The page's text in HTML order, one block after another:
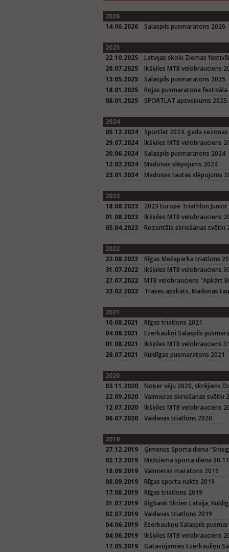
2026
14.06.2026
Salaspils pusmaratons 2026
2025
22.10.2025
Latvijas skolu Ziemas
28.07.2025
Ikšķiles MTB velobrauciens
13.05.2025
Salaspils pusmaratons 2025
18.01.2025
Rojas pusmaratona festivāla
08.01.2025
SPORTLAT apsveikums
2024
05.12.2024
Sportlat 2024. gada
29.07.2024
Ikšķiles MTB velobrauciens
20.06.2024
Salaspils pusmaratons 2024
12.02.2024
Madonas slēpojums 2024
23.01.2024
Madonas tautas slēpojums
2023
18.08.2023
2023 Europe Triathlon Junior
01.08.2023
Ikšķiles MTB velobrauciens
05.04.2023
Rozentāla skriešanas svētki
2022
22.08.2022
Rīgas Mežaparka triatlons
31.07.2022
Ikšķiles MTB velobrauciens
27.07.2022
MTB velobrauciens "Apkārt
23.02.2022
Trases apskats. Madonas
2021
10.08.2021
Rīgas triatlons 2021
04.08.2021
Ezerkauliņi Salaspils
01.08.2021
Ikšķiles MTB velobrauciens
28.07.2021
Kuldīgas pusmaratons 2021
2020
03.11.2020
Noķer vēju 2020, skrējiens
22.09.2020
Valmieras skriešanas svētki
12.07.2020
Ikšķiles MTB velobrauciens
06.07.2020
Vaidavas triatlons 2020
2019
27.12.2019
Ģimenes Sporta diena
02.12.2019
Mežciema sporta diena
18.09.2019
Valmieras maratons 2019
08.09.2019
Rīgas sporta nakts 2019
17.08.2019
Rīgas triatlons 2019
31.07.2019
Bigbank Skrien Latvija,
02.07.2019
Vaidavas triatlons 2019
04.06.2019
Ezerkauliņu Salaspils
04.06.2019
Ikšķiles MTB velobrauciens
17.05.2019
Gatavojamies Ezerkauliņu